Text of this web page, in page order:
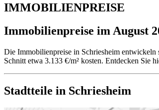
IMMOBILIENPREISE
Immobilienpreise im August
Die Immobilienpreise in Schriesheim
Schnitt etwa 3.133 €/m² kosten. Entdecken Sie
Stadtteile in Schriesheim